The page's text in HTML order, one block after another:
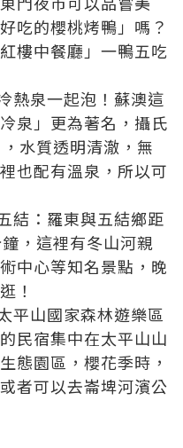
吃的櫻桃烤鴨」嗎？
樓中餐廳」一鴨五吃
熱泉一起泡！蘇澳這
泉」更為著名，攝氏
水質透明清澈，無
也配有溫泉，所以可
結：羅東與五結鄉距
，這裡有冬山河親
中心等知名景點，晚
！
平山國家森林遊樂區
民宿集中在太平山山
態園區，櫻花季時，
者可以去崙埤河濱公